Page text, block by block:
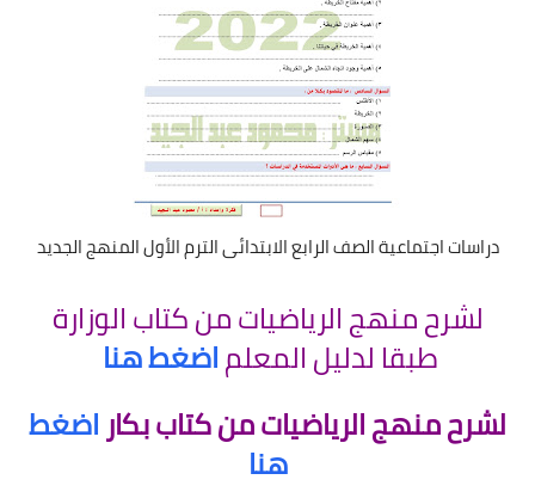
دراسات اجتماعية الصف الرابع الابتدائى الترم الأول المنهج الجديد
لشرح منهج الرياضيات من كتاب الوزارة
طبقا لدليل المعلماضغط هنا
لشرح منهج الرياضيات من كتاب بكاراضغط
هنا